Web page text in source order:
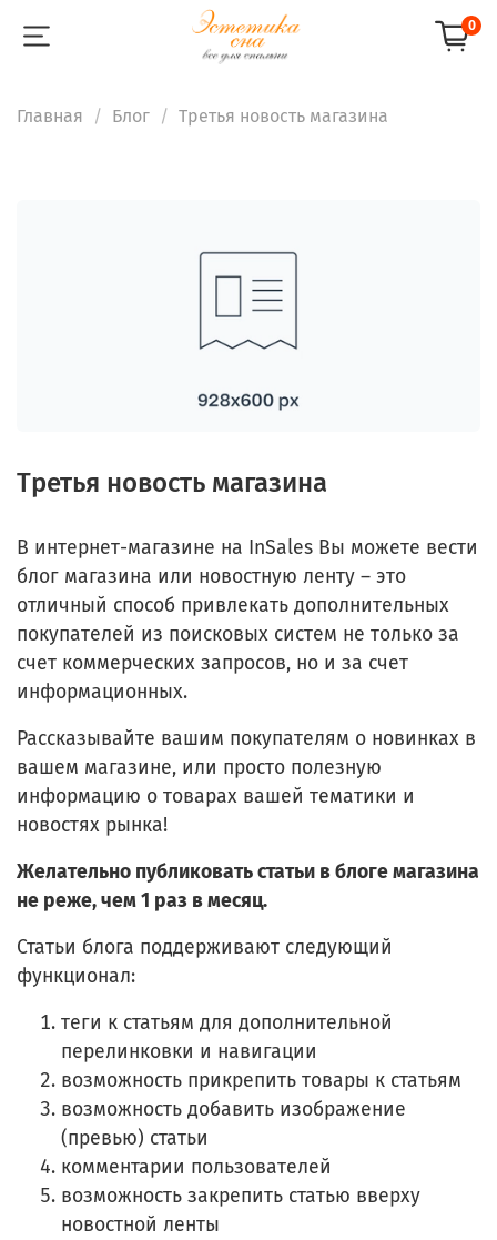
0
Главная Блог Третья новость магазина
Третья новость магазина
В интернет-магазине на InSales Вы можете вести
блог магазина или новостную ленту – это
отличный способ привлекать дополнительных
покупателей из поисковых систем не только за
счет коммерческих запросов, но и за счет
информационных.
Рассказывайте вашим покупателям о новинках в
вашем магазине, или просто полезную
информацию о товарах вашей тематики и
новостях рынка!
Желательно публиковать статьи в блоге магазина
не реже, чем 1 раз в месяц.
Статьи блога поддерживают следующий
функционал:
теги к статьям для дополнительной
перелинковки и навигации
возможность прикрепить товары к статьям
возможность добавить изображение
(превью) статьи
комментарии пользователей
возможность закрепить статью вверху
новостной ленты